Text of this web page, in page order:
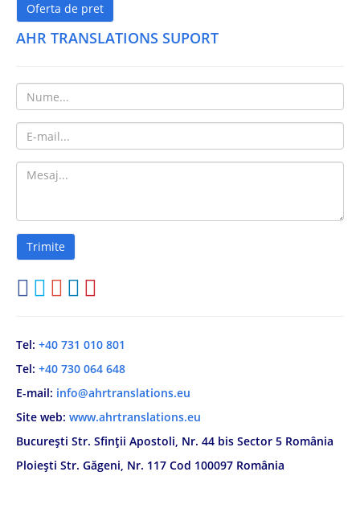
Oferta de pret
AHR TRANSLATIONS SUPORT
Tel: +40 731 010 801
Tel: +40 730 064 648
E-mail: info@ahrtranslations.eu
Site web: www.ahrtranslations.eu
București Str. Sfinții Apostoli, Nr. 44 bis Sector 5 România
Ploiești Str. Găgeni, Nr. 117 Cod 100097 România